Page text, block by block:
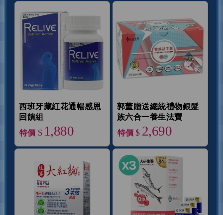
西班牙藏紅花通暢感恩
回饋組
特價 $ 1,880
郭董贈送總統禮物銀髮
族六合一養生法寶
特價 $ 2,690